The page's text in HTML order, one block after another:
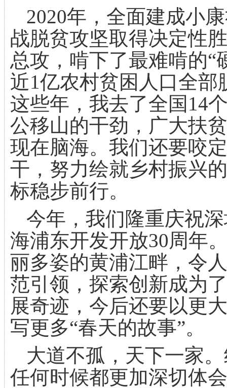
2020年，全面建成小
战脱贫攻坚取得决定性
总攻，啃下了最难啃的“
近1亿农村贫困人口全部
这些年，我去了全国 14
公移山的干劲，广大扶
现在脑海。我们还要咬
干，努力绘就乡村振兴
标稳步前行。
今年，我们隆重庆祝
海浦东开发开放30周年
丽多姿的黄浦江畔，令
范引领，探索创新成为
展奇迹，今后还要以更
写更多“春天的故事”。
大道不孤，天下一家
任何时候都更加深切体